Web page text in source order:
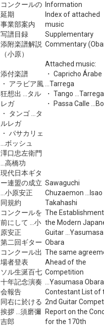
コンクールの
延期
事業部案内
写譜目録
添附楽譜解説
（小原）
添付楽譜
・ アラビア風
狂想出 ...タル
レガ
・ タンゴ ...タ
ルレガ
・ パサカリェ
...ボッシュ
Information
Index of attached
music
Supplementary
Commentary
Attached music:
・ Capricho Árabe
...Tarrega
・ Tango ...Tarrega
・ Passa Calle
澤口忠左衛門
...高橋功
現代日本ギタ
ー連盟の成立
...小原安正
同規約
コンクールを
前にして ...小
原安正
第二回ギター
コンクール出
場者登表
ソル生涎百七
十年記念演奏
会報告
同右に於ける
挨拶 ...須磨彌
吉郎
Sawaguchi
Chuzaemon ...Isao
Takahashi
The
the Modern
Guitar ...Yasumasa
Obara
The same
Ahead of the
Competition
...Yasumasa Obara
Contestant List of
2nd Guitar
Report on the
for the 170th